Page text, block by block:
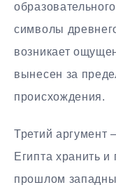
символы
возникает
вынесен за
происхождения.
Третий аргумент
Египта хранить
прошлом